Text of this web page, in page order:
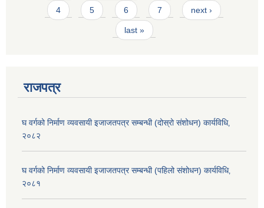
4 5 6 7 next ›
last »
राजपत्र
घ वर्गको निर्माण व्यवसायी इजाजतपत्र सम्बन्धी (दोस्रो संशोधन) कार्यविधि‚
२०८२
घ वर्गको निर्माण व्यवसायी इजाजतपत्र सम्बन्धी (पहिलो संशोधन) कार्यविधि‚
२०८१